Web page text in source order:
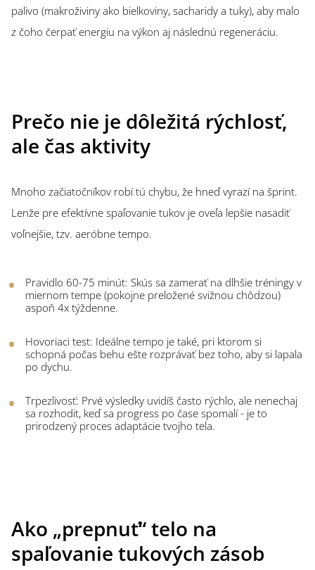
palivo (makroživiny ako bielkoviny, sacharidy a tuky), aby malo
z čoho čerpať energiu na výkon aj následnú regeneráciu.
Prečo nie je dôležitá rýchlosť,
ale čas aktivity
Mnoho začiatočníkov robí tú chybu, že hneď vyrazí na šprint.
Lenže pre efektívne spaľovanie tukov je oveľa lepšie nasadiť
voľnejšie, tzv. aeróbne tempo.
Pravidlo 60-75 minút: Skús sa zamerať na dlhšie tréningy v
miernom tempe (pokojne preložené svižnou chôdzou)
aspoň 4x týždenne.
Hovoriaci test: Ideálne tempo je také, pri ktorom si
schopná počas behu ešte rozprávať bez toho, aby si lapala
po dychu.
Trpezlivosť: Prvé výsledky uvidíš často rýchlo, ale nenechaj
sa rozhodit, keď sa progress po čase spomalí - je to
prirodzený proces adaptácie tvojho tela.
Ako „prepnuť“ telo na
spaľovanie tukových zásob